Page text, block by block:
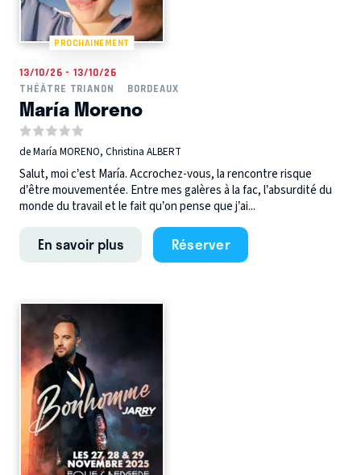
PROCHAINEMENT
13/10/26 - 13/10/26
THÉÂTRE TRIANON
BORDEAUX
María Moreno
de María MORENO, Christina ALBERT
Salut, moi c’est María. Accrochez-vous, la rencontre risque
d’être mouvementée. Entre mes galères à la fac, l’absurdité du
monde du travail et le fait qu’on pense que j’ai...
En savoir plus Réserver